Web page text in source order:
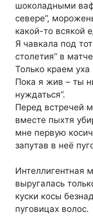
шоколадными
севере”,
какой-то всякой
Я чавкала под
столетия” в
Только краем
Пока я жив – ты
нуждаться”.
Перед встречей
вместе пыхтя
мне первую
запутав в неё
Интеллигентная
выругалась
куски косы
пуговицах волос.